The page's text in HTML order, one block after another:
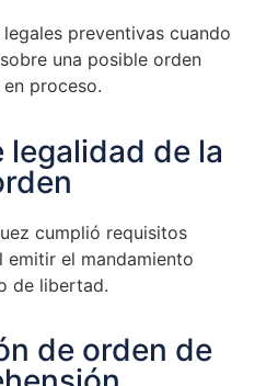
preventivas cuando
una posible orden
proceso.
legalidad de la
cumplió requisitos
emitir el mandamiento
de libertad.
de orden de